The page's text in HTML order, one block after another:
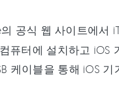
공식 웹 사이트에서
퓨터에 설치하고 iOS
케이블을 통해 iOS 기